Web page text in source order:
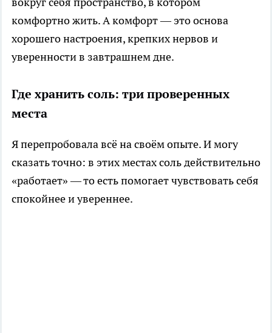
комфортно жить. А комфорт — это основа
хорошего настроения, крепких нервов и
уверенности в завтрашнем дне.
Где хранить соль: три проверенных
места
Я перепробовала всё на своём опыте. И могу
сказать точно: в этих местах соль действительно
«работает» — то есть помогает чувствовать себя
спокойнее и увереннее.